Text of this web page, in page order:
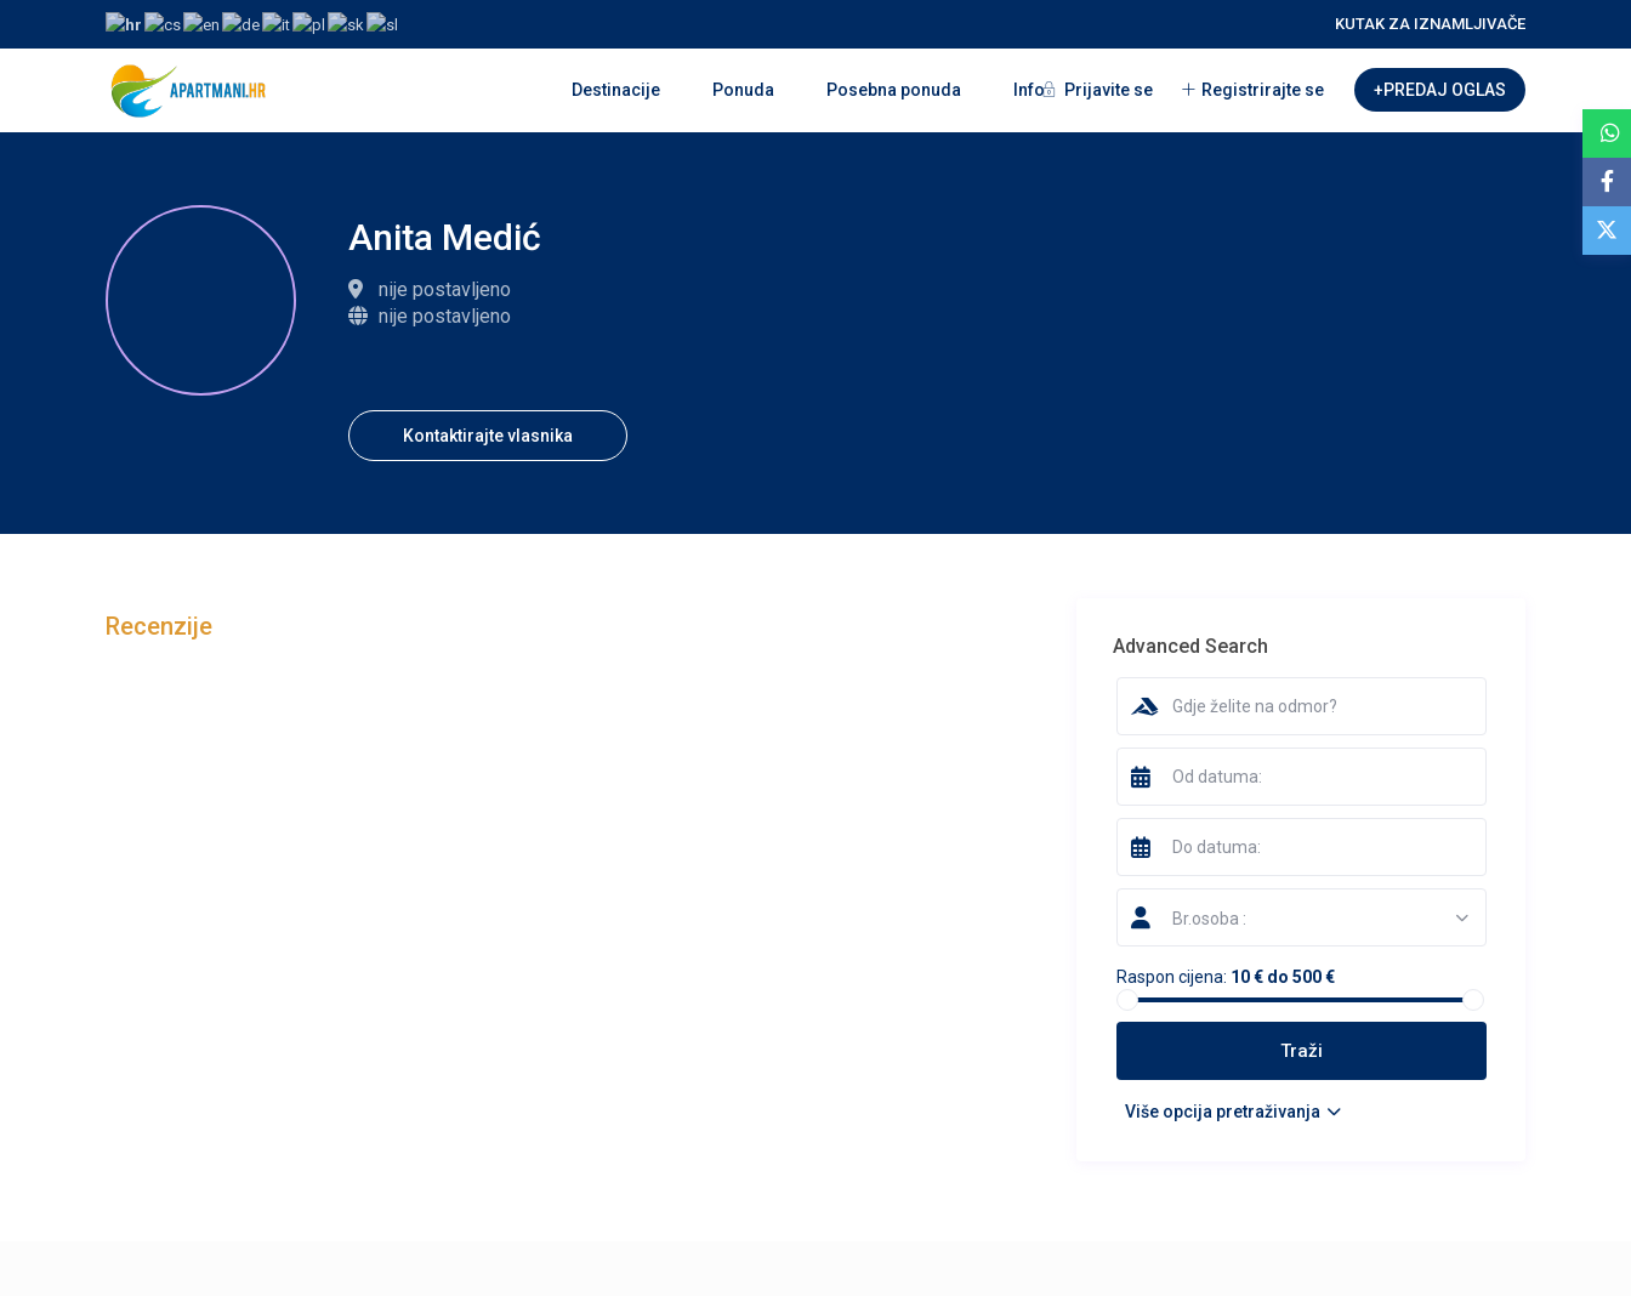
KUTAK ZA IZNAMLJIVAČE
Prijavite se Registrirajte se +PREDAJ OGLAS
Destinacije Ponuda Posebna ponuda Info
Anita Medić
nije postavljeno
nije postavljeno
Kontaktirajte vlasnika
Recenzije
Advanced Search
Br.osoba :
Raspon cijena: 10 € do 500 €
Više opcija pretraživanja